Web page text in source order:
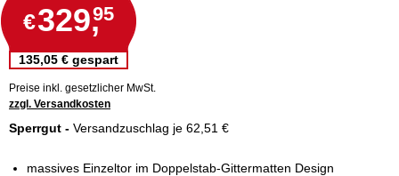
€329,95
135,05 € gespart
Preise inkl. gesetzlicher MwSt.
zzgl. Versandkosten
Sperrgut - Versandzuschlag je 62,51 €
massives Einzeltor im Doppelstab-Gittermatten Design